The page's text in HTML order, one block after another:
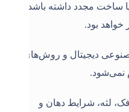
یا ساخت مجدد داشته باشد،
خواهد بود.
دیجیتال و روش‌های
نمی‌شود.
لثه، شرایط دهان و